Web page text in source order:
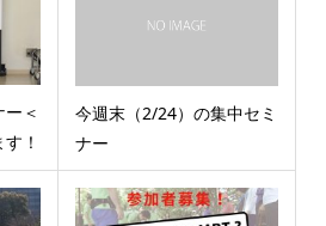
＜
！
今週末（2/24）の集中セミ
ナー